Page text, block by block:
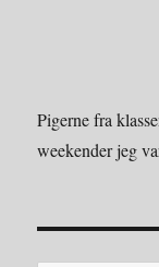
Pigerne fra
weekender jeg